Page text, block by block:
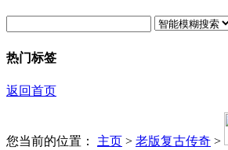
热门标签
返回首页
您当前的位置： 主页 > 老版复古传奇 >